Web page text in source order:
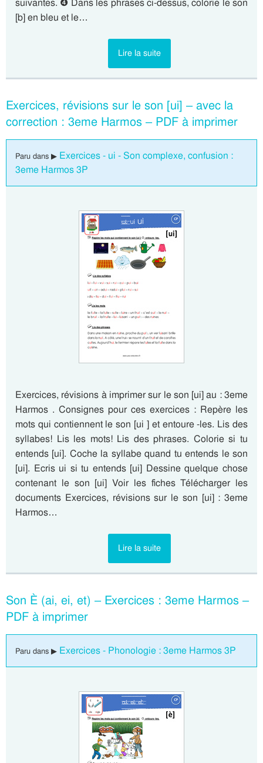
suivantes. ❹ Dans les phrases ci-dessus, colorie le son
[b] en bleu et le…
Lire la suite
Exercices, révisions sur le son [ui] – avec la
correction : 3eme Harmos – PDF à imprimer
Paru dans ▶ Exercices - ui - Son complexe, confusion :
3eme Harmos 3P
Exercices, révisions à imprimer sur le son [ui] au : 3eme
Harmos . Consignes pour ces exercices : Repère les
mots qui contiennent le son [ui ] et entoure -les. Lis des
syllabes! Lis les mots! Lis des phrases. Colorie si tu
entends [ui]. Coche la syllabe quand tu entends le son
[ui]. Ecris ui si tu entends [ui] Dessine quelque chose
contenant le son [ui] Voir les fiches Télécharger les
documents Exercices, révisions sur le son [ui] : 3eme
Harmos…
Lire la suite
Son È (ai, ei, et) – Exercices : 3eme Harmos –
PDF à imprimer
Paru dans ▶ Exercices - Phonologie : 3eme Harmos 3P